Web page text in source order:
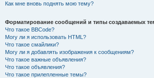
Как мне вновь поднять мою тему?
Форматирование сообщений и типы создаваемых
Что такое BBCode?
Могу ли я использовать HTML?
Что такое смайлики?
Могу ли я добавлять изображения к сообщениям?
Что такое важные объявления?
Что такое объявления?
Что такое прилепленные темы?